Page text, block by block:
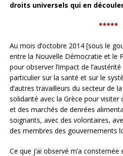
droits universels qui en
*****
Au mois d’octobre 2014 [sous le
entre la Nouvelle Démocratie et le
pour observer l’impact de
particulier sur la santé et sur le
d’autres travailleurs du secteur de
solidarité avec la Grèce pour visiter
et des marchés de denrées
soignants, avec des volontaires,
des membres des gouvernements
Ce que j’ai observé m’a